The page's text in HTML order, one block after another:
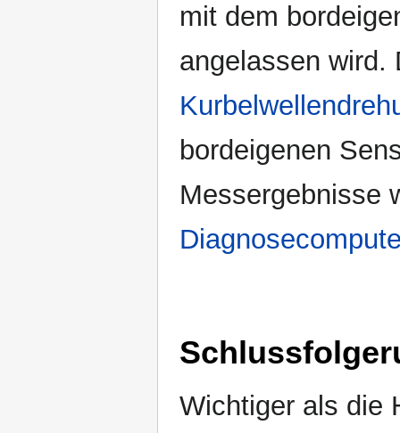
mit dem
angelassen
bordeigenen
Messergebnisse
Wichtiger als die